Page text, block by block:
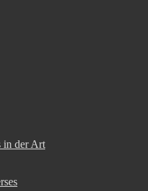
in der Art